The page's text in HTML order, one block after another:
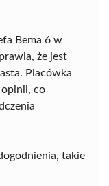
Bema 6 w
że jest
Placówka
opinii, co
takie